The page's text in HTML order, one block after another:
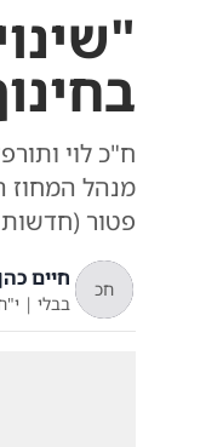
ח"כ לוי
מנהל המחוז
פטור
חכ חיים
בבלי|